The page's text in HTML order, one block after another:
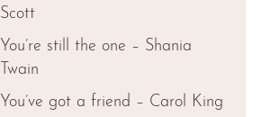
Scott
You’re still the one – Shania
Twain
You’ve got a friend – Carol King